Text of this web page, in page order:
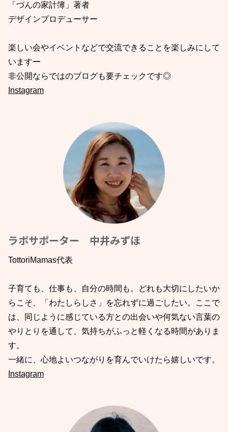
「づんの家計簿」著者
デザインプロデューサー
楽しい会やイベントなどで交流できることを楽しみにして
いますー
非公開ならではのブログも要チェックです◎
Instagram
ラボサポーター 中井みずほ
TottoriMamas代表
子育ても、仕事も、自分の時間も。どれも大切にしたいか
らこそ、「わたしらしさ」を忘れずに過ごしたい。ここで
は、同じように感じている方との出会いや何気ない言葉の
やりとりを通して、気持ちがふっと軽くなる時間がありま
す。
一緒に、心地よいつながりを育んでいけたら嬉しいです。
Instagram